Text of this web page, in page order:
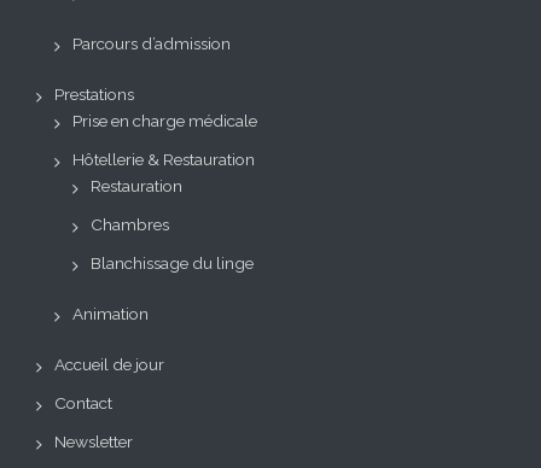
Parcours d’admission
Prestations
Prise en charge médicale
Hôtellerie & Restauration
Restauration
Chambres
Blanchissage du linge
Animation
Accueil de jour
Contact
Newsletter